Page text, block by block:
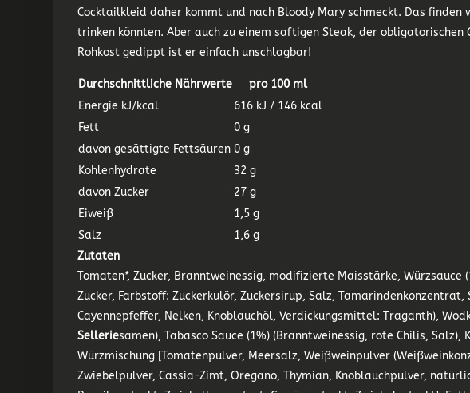
Cocktailkleid daher kommt und nach Bloody Mary schmeckt. Das finden
trinken könnten. Aber auch zu einem saftigen Steak, der
Rohkost gedippt ist er einfach unschlagbar!
Durchschnittliche Nährwerte
pro 100 ml
Energie kJ/kcal
616 kJ / 146 kcal
Fett
0 g
davon gesättigte Fettsäuren 0 g
Kohlenhydrate
32 g
davon Zucker
27 g
Eiweiß
1,5 g
Salz
1,6 g
Zutaten
Tomaten*, Zucker, Branntweinessig, modifizierte Maisstärke, Würzsauce
Zucker, Farbstoff: Zuckerkulör, Zuckersirup, Salz,
Cayennepfeffer, Nelken, Knoblauchöl, Verdickungsmittel: Traganth),
Selleriesamen), Tabasco Sauce (1%) (Branntweinessig, rote Chilis, Salz),
Würzmischung [Tomatenpulver, Meersalz, Weißweinpulver
Zwiebelpulver, Cassia-Zimt, Oregano, Thymian, Knoblauchpulver,